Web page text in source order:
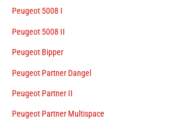
Peugeot 5008 I
Peugeot 5008 II
Peugeot Bipper
Peugeot Partner Dangel
Peugeot Partner II
Peugeot Partner Multispace